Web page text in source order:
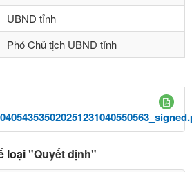
UBND tỉnh
Phó Chủ tịch UBND tỉnh
loại"Quyết định"